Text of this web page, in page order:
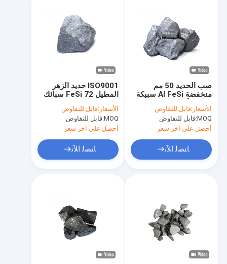
ISO9001 حديد الزهر
المطيل FeSi 72 سبائك
السيليكون
الأسعار:قابل للتفاوض
MOQ: قابل للتفاوض
أحصل على آخر سعر
ﺎﺘﺼﻟ ﺍﻶﻧ
صب الحديد 50 مم
منخفضة Al FeSi سبيكة
مزيل الأكسدة عالية
السيليكون 65 ٪
الأسعار:قابل للتفاوض
MOQ: قابل للتفاوض
أحصل على آخر سعر
ﺎﺘﺼﻟ ﺍﻶﻧ